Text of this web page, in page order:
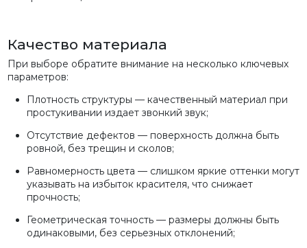
Качество материала
При выборе обратите внимание на несколько ключевых
параметров:
Плотность структуры — качественный материал при
простукивании издает звонкий звук;
Отсутствие дефектов — поверхность должна быть
ровной, без трещин и сколов;
Равномерность цвета — слишком яркие оттенки могут
указывать на избыток красителя, что снижает
прочность;
Геометрическая точность — размеры должны быть
одинаковыми, без серьезных отклонений;